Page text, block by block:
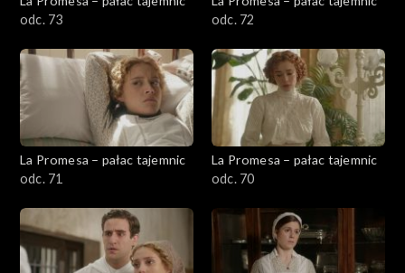
odc. 73
odc. 72
La Promesa – pałac tajemnic
odc. 71
La Promesa – pałac tajemnic
odc. 70